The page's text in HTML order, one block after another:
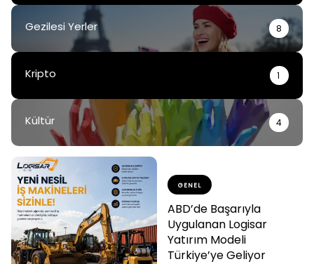
Gezilesi Yerler 8
Kripto 1
Kültür 4
GENEL
ABD’de Başarıyla
Uygulanan Logisar
Yatırım Modeli
Türkiye’ye Geliyor